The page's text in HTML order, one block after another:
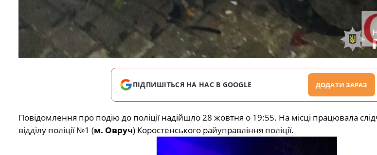
ПІДПИШІТЬСЯ НА НАС В GOOGLE ДОДАТИ ЗАРАЗ
Повідомлення про подію до поліції надійшло 28 жовтня о 19:55. На місці працювала
відділу поліції №1 (м. Овруч) Коростенського райуправління поліції.